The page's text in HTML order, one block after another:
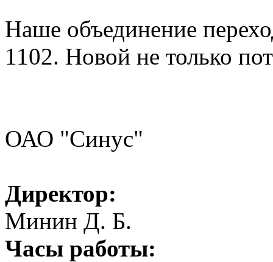
Наше объединение
1102. Новой не только
ОАО "Синус"
Директор:
Минин Д. Б.
Часы работы: